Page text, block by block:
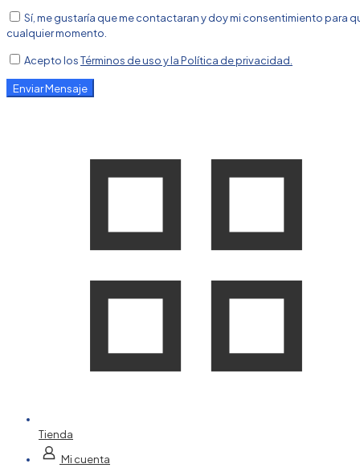
Sí, me gustaría que me contactaran y doy mi consentimiento para
cualquier momento.
Acepto losTérminos de uso y la Política de privacidad.
Tienda
Mi cuenta